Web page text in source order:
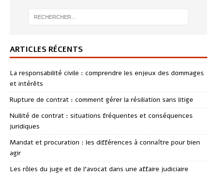
ARTICLES RÉCENTS
La responsabilité civile : comprendre les enjeux des dommages
et intérêts
Rupture de contrat : comment gérer la résiliation sans litige
Nullité de contrat : situations fréquentes et conséquences
juridiques
Mandat et procuration : les différences à connaître pour bien
agir
Les rôles du juge et de l’avocat dans une affaire judiciaire